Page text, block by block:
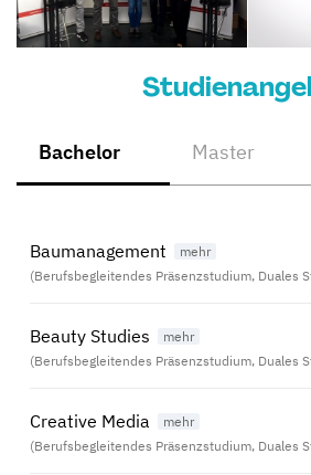
Bachelor Master
Baumanagement
(Berufsbegleitendes Präsenzstudium, Duales
Beauty Studies
(Berufsbegleitendes Präsenzstudium, Duales
Creative Media
(Berufsbegleitendes Präsenzstudium, Duales